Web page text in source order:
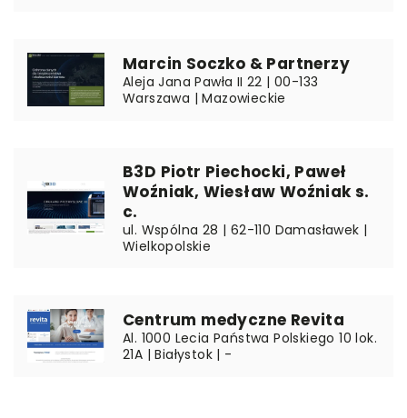
Marcin Soczko & Partnerzy
Aleja Jana Pawła II 22 | 00-133
Warszawa | Mazowieckie
B3D Piotr Piechocki, Paweł
Woźniak, Wiesław Woźniak s.
c.
ul. Wspólna 28 | 62-110 Damasławek |
Wielkopolskie
Centrum medyczne Revita
Al. 1000 Lecia Państwa Polskiego 10 lok.
21A | Białystok | -